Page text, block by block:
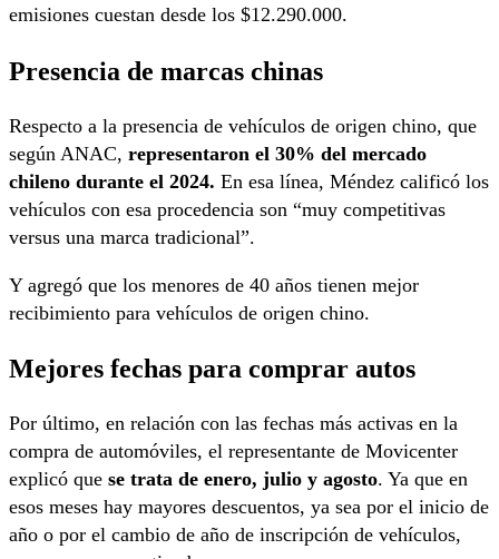
emisiones cuestan desde los $12.290.000.
Presencia de marcas chinas
Respecto a la presencia de vehículos de origen chino, que
según ANAC, representaron el 30% del mercado
chileno durante el 2024. En esa línea, Méndez calificó los
vehículos con esa procedencia son “muy competitivas
versus una marca tradicional”.
Y agregó que los menores de 40 años tienen mejor
recibimiento para vehículos de origen chino.
Mejores fechas para comprar autos
Por último, en relación con las fechas más activas en la
compra de automóviles, el representante de Movicenter
explicó que se trata de enero, julio y agosto. Ya que en
esos meses hay mayores descuentos, ya sea por el inicio de
año o por el cambio de año de inscripción de vehículos,